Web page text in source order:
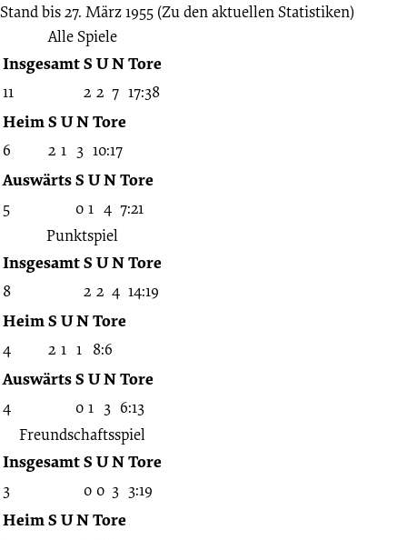
Stand bis 27. März 1955 (Zu den aktuellen Statistiken)
Alle Spiele
InsgesamtS UNTore
11 2 2 7 17:38
HeimS UNTore
6 2 1 3 10:17
AuswärtsS UNTore
5 0 1 4 7:21
Punktspiel
InsgesamtS UNTore
8 2 2 4 14:19
HeimS UNTore
4 2 1 1 8:6
AuswärtsS UNTore
4 0 1 3 6:13
Freundschaftsspiel
InsgesamtS UNTore
3 0 0 3 3:19
HeimS UNTore